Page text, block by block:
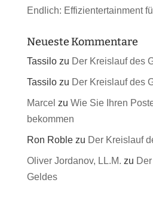
Endlich: Effizientertainment
Neueste Kommentare
Tassilozu Der Kreislauf des
Tassilozu Der Kreislauf des
Marcel zu Wie Sie Ihren
bekommen
Ron Roblezu Der Kreislauf
Oliver Jordanov, LL.M. zu
Geldes